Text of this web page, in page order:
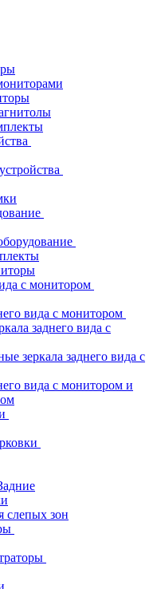
с монитором
вида с монитором
заднего вида с
зеркала заднего вида с
вида с монитором и
слепых зон